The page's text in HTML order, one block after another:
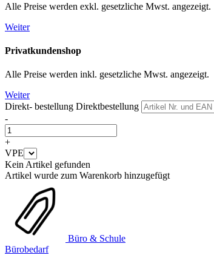
Alle Preise werden exkl. gesetzliche Mwst. angezeigt.
Weiter
Privatkundenshop
Alle Preise werden inkl. gesetzliche Mwst. angezeigt.
Weiter
Direkt- bestellung Direktbestellung
-
+
VPE
Kein Artikel gefunden
Artikel wurde zum Warenkorb hinzugefügt
Büro & Schule
Bürobedarf